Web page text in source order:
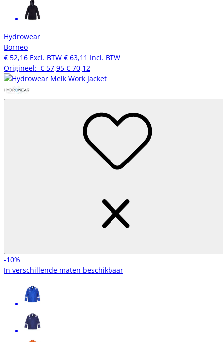
Hydrowear
Borneo
€ 52,16 Excl. BTW € 63,11 Incl. BTW
Origineel: € 57,95 € 70,12
-10%
In verschillende maten beschikbaar